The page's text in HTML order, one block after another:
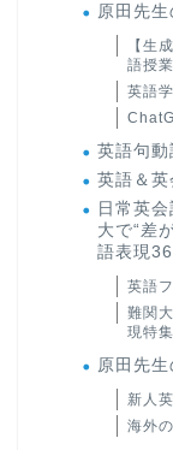
原田先
【生
語授
英語
英語句
英語＆英
日常英
大で“差
語表現
英語
難関
現特集
原田先
新人
海外